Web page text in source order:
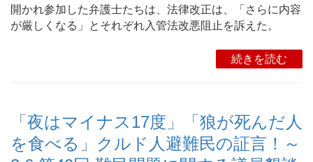
開かれ参加した弁護士たちは、法律改正は、「さらに内容
が厳しくなる」とそれぞれ入管法改悪阻止を訴えた。
続きを読む
「夜はマイナス17度」「狼が死んだ人
を食べる」クルド人避難民の証言！～